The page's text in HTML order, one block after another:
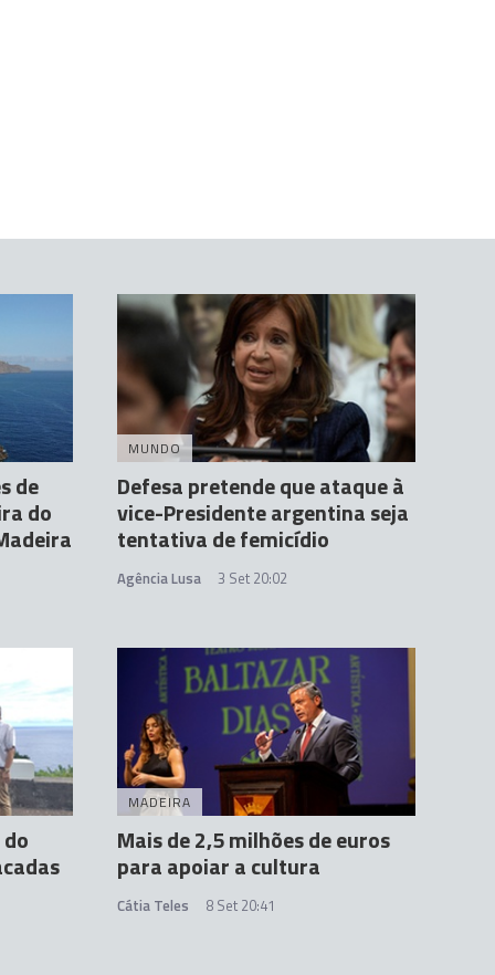
de
do
MUNDO
Defesa pretende que ataque à
vice-Presidente argentina seja
tentativa de femicídio
Agência Lusa 3 Set 20:02
MADEIRA
Mais de 2,5 milhões de euros
para apoiar a cultura
Cátia Teles 8 Set 20:41